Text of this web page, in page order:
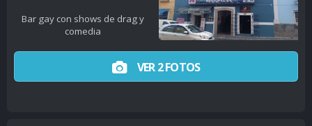
Bar gay con shows de drag y
comedia
VER 2 FOTOS